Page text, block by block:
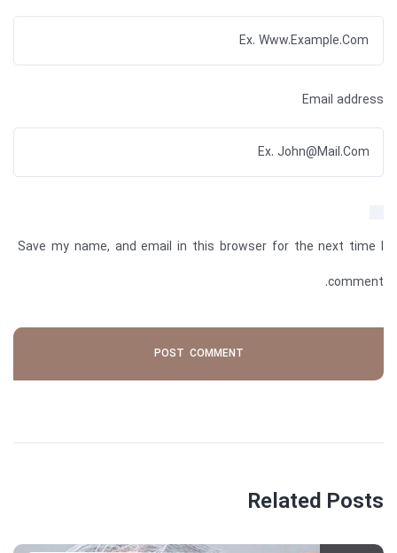
Email address
Save my name, and email in this browser for the next time I
comment.
Related Posts